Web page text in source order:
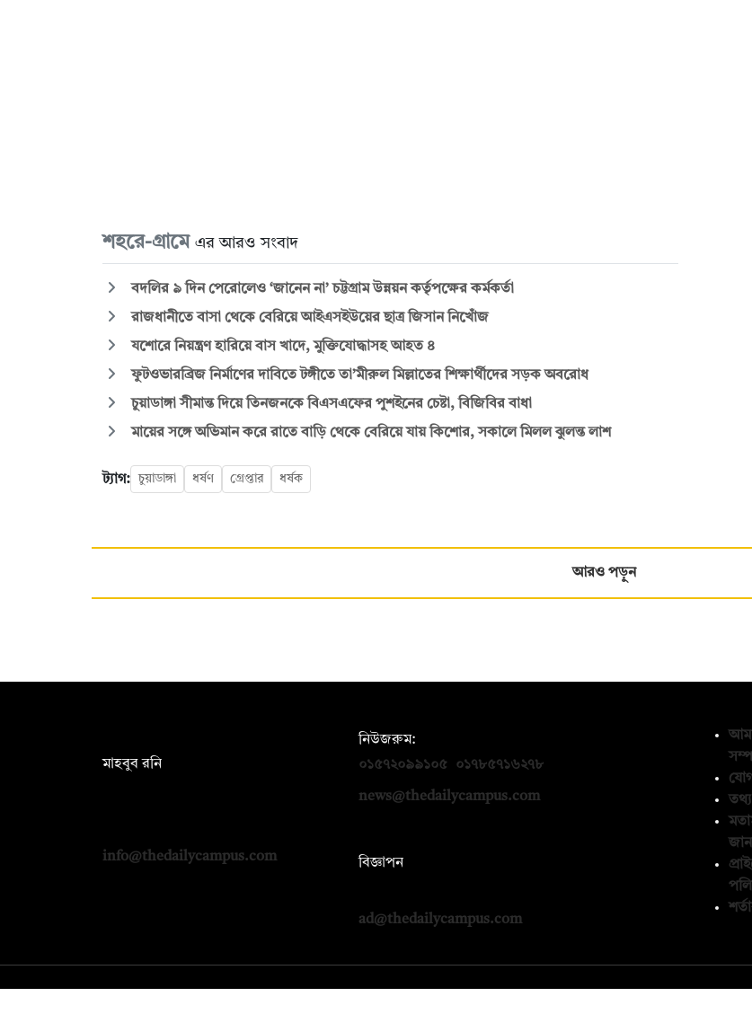
শহরে-গ্রামে এর আরও সংবাদ
বদলির ৯ দিন পেরোলেও ‘জানেন না’ চট্টগ্রাম উন্নয়ন কর্তৃপক্ষের কর্মকর্তা
রাজধানীতে বাসা থেকে বেরিয়ে আইএসইউয়ের ছাত্র জিসান নিখোঁজ
যশোরে নিয়ন্ত্রণ হারিয়ে বাস খাদে, মুক্তিযোদ্ধাসহ আহত ৪
ফুটওভারব্রিজ নির্মাণের দাবিতে টঙ্গীতে তা’মীরুল মিল্লাতের শিক্ষার্থীদের সড়ক অবরোধ
চুয়াডাঙ্গা সীমান্ত দিয়ে তিনজনকে বিএসএফের পুশইনের চেষ্টা, বিজিবির বাধা
মায়ের সঙ্গে অভিমান করে রাতে বাড়ি থেকে বেরিয়ে যায় কিশোর, সকালে মিলল ঝুলন্ত লাশ
ট্যাগ: চুয়াডাঙ্গা ধর্ষণ গ্রেপ্তার ধর্ষক
আরও পড়ুন
মাহবুব রনি
info@thedailycampus.com
নিউজরুম:
০১৫৭২০৯৯১০৫
০১৭৮৫৭১৬২৭৮
news@thedailycampus.com
বিজ্ঞাপন
ad@thedailycampus.com
© কপিরাইট 2026, দ্য ডেইলি ক্যাম্পাস লিমিটেড